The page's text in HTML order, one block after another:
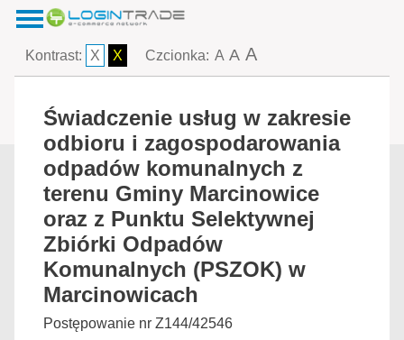
Kontrast: X X Czcionka: A A A
Świadczenie usług w zakresie
odbioru i zagospodarowania
odpadów komunalnych z
terenu Gminy Marcinowice
oraz z Punktu Selektywnej
Zbiórki Odpadów
Komunalnych (PSZOK) w
Marcinowicach
Postępowanie nr Z144/42546